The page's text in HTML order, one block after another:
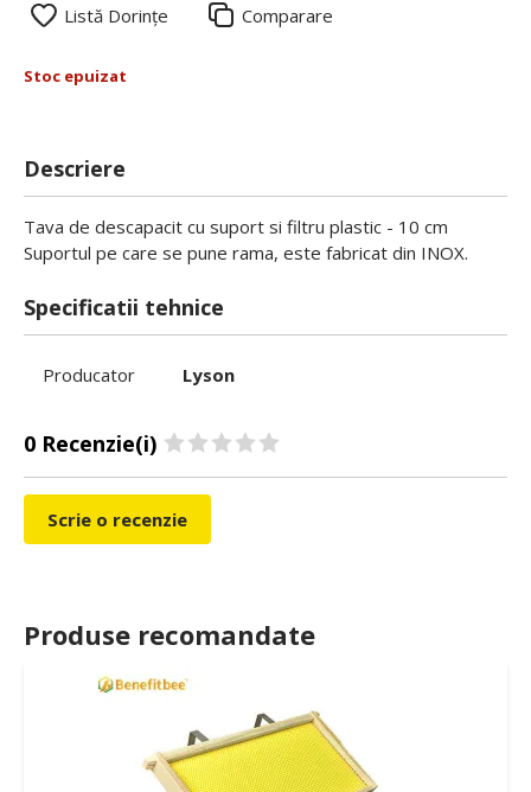
Listă Dorințe Comparare
Stoc epuizat
Descriere
Tava de descapacit cu suport si filtru plastic - 10 cm
Suportul pe care se pune rama, este fabricat din INOX.
Specificatii tehnice
Producator Lyson
0 Recenzie(i)
Scrie o recenzie
Produse recomandate